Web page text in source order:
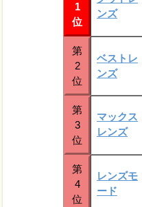
1
位
ンズ
第
2
位
ベストレ
ンズ
第
3
位
マックス
レンズ
第
4
位
レンズモ
ード